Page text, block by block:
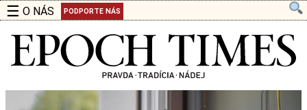
☰ O NÁS PODPORTE NÁS